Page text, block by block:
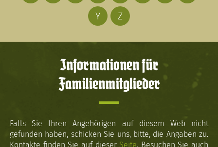
Y
Z
Informationen für
Familienmitglieder
Falls Sie Ihren Angehörigen auf diesem Web nicht
gefunden haben, schicken Sie uns, bitte, die Angaben zu.
Kontakte finden Sie auf dieser Seite. Besuchen Sie auch